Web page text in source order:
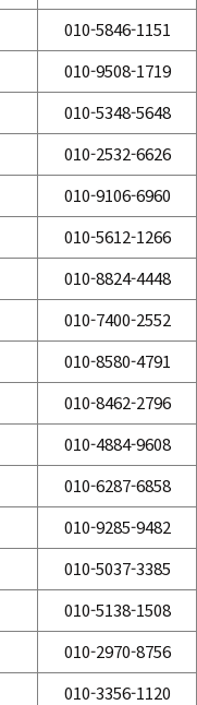
010-5846-1151
010-9508-1719
010-5348-5648
010-2532-6626
010-9106-6960
010-5612-1266
010-8824-4448
010-7400-2552
010-8580-4791
010-8462-2796
010-4884-9608
010-6287-6858
010-9285-9482
010-5037-3385
010-5138-1508
010-2970-8756
010-3356-1120